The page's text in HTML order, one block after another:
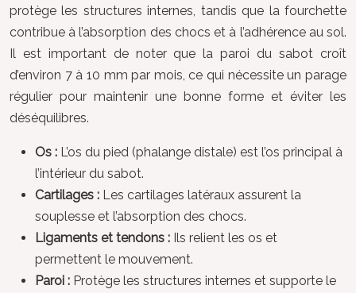
protège les structures internes, tandis que la fourchette
contribue à l’absorption des chocs et à l’adhérence au sol.
Il est important de noter que la paroi du sabot croît
d’environ 7 à 10 mm par mois, ce qui nécessite un parage
régulier pour maintenir une bonne forme et éviter les
déséquilibres.
Os : L’os du pied (phalange distale) est l’os principal à
l’intérieur du sabot.
Cartilages : Les cartilages latéraux assurent la
souplesse et l’absorption des chocs.
Ligaments et tendons : Ils relient les os et
permettent le mouvement.
Paroi : Protège les structures internes et supporte le